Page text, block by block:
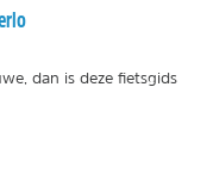
dan is deze fietsgids